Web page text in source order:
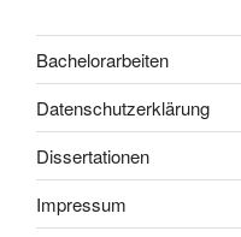
Bachelorarbeiten
Datenschutzerklärung
Dissertationen
Impressum